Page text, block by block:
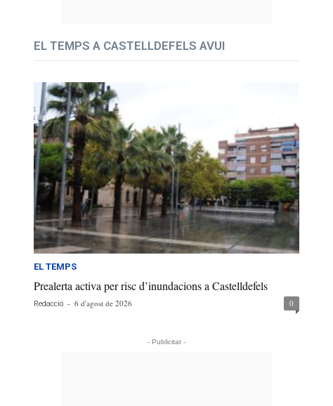
EL TEMPS A CASTELLDEFELS AVUI
EL TEMPS
Prealerta activa per risc d’inundacions a Castelldefels
Redacció - 6 d'agost de 2026 0
- Publicitat -